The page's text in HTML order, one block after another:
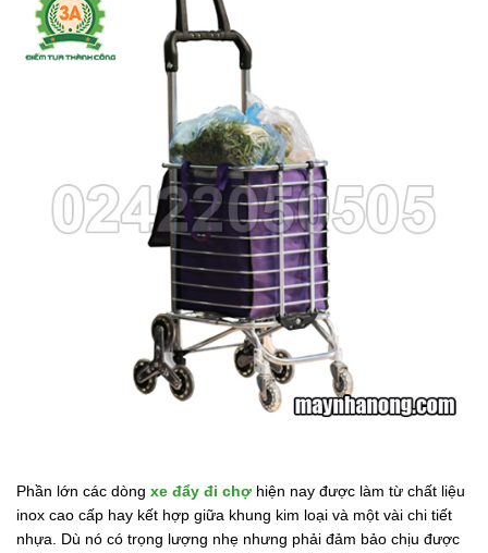
Phần lớn các dòng xe đẩy đi chợ hiện nay được làm từ chất liệu
inox cao cấp hay kết hợp giữa khung kim loại và một vài chi tiết
nhựa. Dù nó có trọng lượng nhẹ nhưng phải đảm bảo chịu được